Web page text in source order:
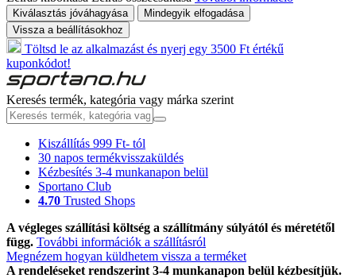
Kiválasztás jóváhagyása
Mindegyik elfogadása
Vissza a beállításokhoz
Töltsd le az alkalmazást és nyerj egy 3500 Ft értékű
kuponkódot!
Keresés termék, kategória vagy márka szerint
Kiszállítás 999 Ft- tól
30 napos termékvisszaküldés
Kézbesítés 3-4 munkanapon belül
Sportano Club
4.70 Trusted Shops
A végleges szállítási költség a szállítmány súlyától és méretétől
függ. További információk a szállításról
Megnézem hogyan küldhetem vissza a terméket
A rendeléseket rendszerint 3-4 munkanapon belül kézbesítjük.